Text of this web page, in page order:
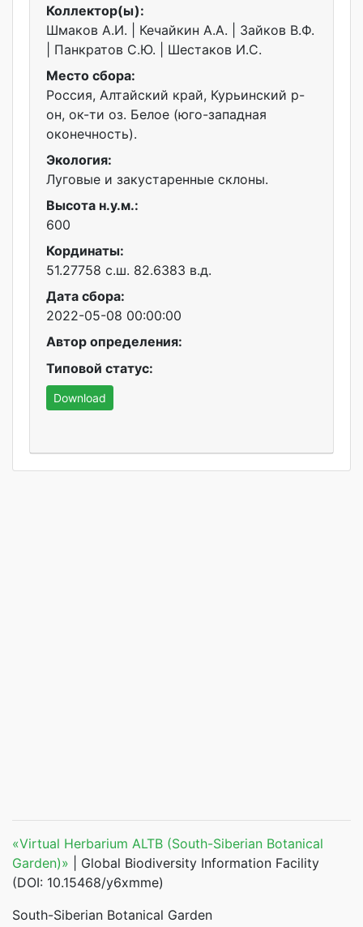
Коллектор(ы):
Шмаков А.И. | Кечайкин А.А. | Зайков В.Ф.
| Панкратов С.Ю. | Шестаков И.С.
Место сбора:
Россия, Алтайский край, Курьинский р-
он, ок-ти оз. Белое (юго-западная
оконечность).
Экология:
Луговые и закустаренные склоны.
Высота н.у.м.:
600
Кординаты:
51.27758 с.ш. 82.6383 в.д.
Дата сбора:
2022-05-08 00:00:00
Автор определения:
Типовой статус:
Download
«Virtual Herbarium ALTB (South-Siberian Botanical
Garden)» | Global Biodiversity Information Facility
(DOI: 10.15468/y6xmme)
South-Siberian Botanical Garden